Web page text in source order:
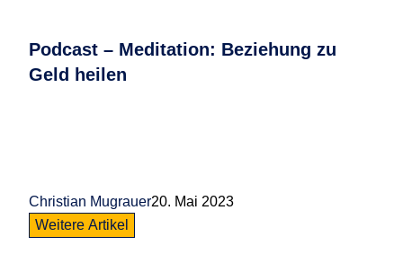
Podcast – Meditation: Beziehung zu
Geld heilen
Christian Mugrauer20. Mai 2023
Weitere Artikel